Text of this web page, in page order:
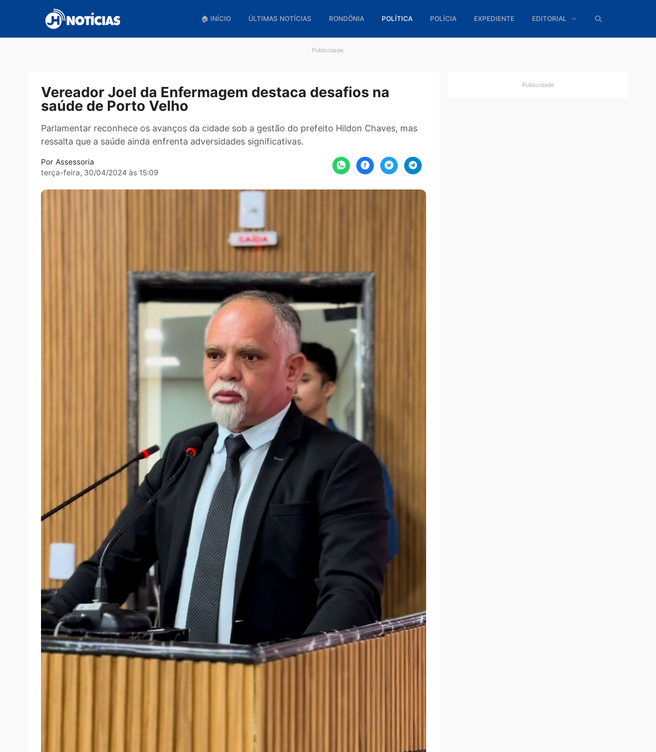
conteúdo
🏠 INÍCIO ÚLTIMAS NOTÍCIAS RONDÔNIA POLÍTICA POLÍCIA EXPEDIENTE EDITORIAL
Vereador Joel da Enfermagem destaca desafios na
saúde de Porto Velho
Parlamentar reconhece os avanços da cidade sob a gestão do prefeito Hildon Chaves, mas
ressalta que a saúde ainda enfrenta adversidades significativas.
Por
Assessoria
terça-feira, 30/04/2024 às 15:09